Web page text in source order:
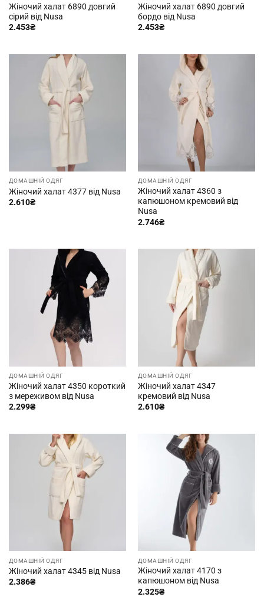
Жіночий халат 6890 довгий
сірий від Nusa
2.453₴
Жіночий халат 6890 довгий
бордо від Nusa
2.453₴
ДОМАШНІЙ ОДЯГ
Жіночий халат 4377 від Nusa
2.610₴
ДОМАШНІЙ ОДЯГ
Жіночий халат 4360 з
капюшоном кремовий від
Nusa
2.746₴
ДОМАШНІЙ ОДЯГ
Жіночий халат 4350 короткий
з мереживом від Nusa
2.299₴
ДОМАШНІЙ ОДЯГ
Жіночий халат 4347
кремовий від Nusa
2.610₴
ДОМАШНІЙ ОДЯГ
Жіночий халат 4345 від Nusa
2.386₴
ДОМАШНІЙ ОДЯГ
Жіночий халат 4170 з
капюшоном від Nusa
2.325₴